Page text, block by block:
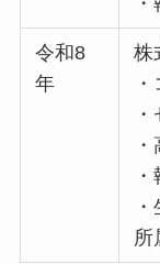
令和8
年
株